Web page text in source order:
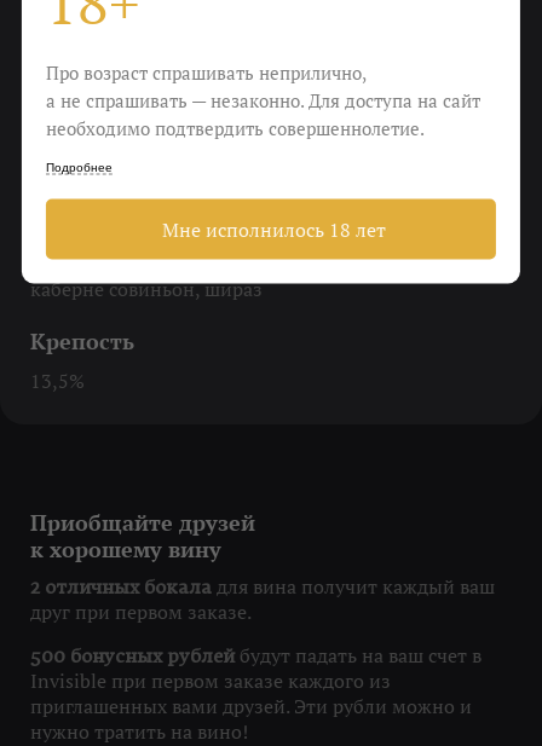
До 16-18 градусов, выпить в первый вечер
Еда
Мясо, овощи-гриль, копченый сыр
Пить
Чтобы расслабиться после работы
Виноград
каберне совиньон, шираз
Крепость
13,5%
Приобщайте друзей
к хорошему вину
2 отличных бокала для вина получит каждый ваш
друг при первом заказе.
500 бонусных рублей будут падать на ваш счет в
Invisible при первом заказе каждого из
приглашенных вами друзей. Эти рубли можно и
нужно тратить на вино!
Про возраст спрашивать неприлично,
а не спрашивать — незаконно. Для доступа на сайт
необходимо подтвердить совершеннолетие.
Подробнее
Мне исполнилось 18 лет